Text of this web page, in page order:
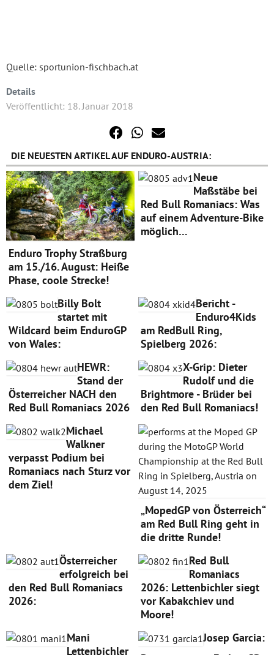
Quelle: sportunion-fischbach.at
Details
Veröffentlicht: 18. Januar 2018
DIE NEUESTEN ARTIKEL AUF ENDURO-AUSTRIA:
Enduro Trophy Straßburg
am 15./16. August: Heiße
Phase, coole Strecke!
Neue
Maßstäbe bei
Red Bull Romaniacs: Was
auf einem Adventure-Bike
möglich…
Billy Bolt
startet mit
Wildcard beim EnduroGP
von Wales:
Bericht -
Enduro4Kids
am RedBull Ring,
Spielberg 2026:
HEWR:
Stand der
Österreicher NACH den
Red Bull Romaniacs 2026
X-Grip: Dieter
Rudolf und die
Brightmore - Brüder bei
den Red Bull Romaniacs!
Michael
Walkner
verpasst Podium bei
Romaniacs nach Sturz vor
dem Ziel!
„MopedGP von Österreich“
am Red Bull Ring geht in
die dritte Runde!
Österreicher
erfolgreich bei
den Red Bull Romaniacs
2026:
Red Bull
Romaniacs
2026: Lettenbichler siegt
vor Kabakchiev und
Moore!
Mani
Lettenbichler
Josep Garcia: